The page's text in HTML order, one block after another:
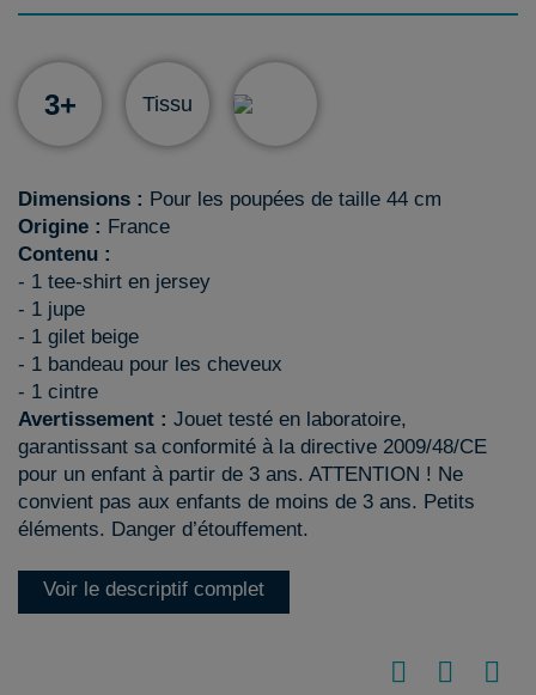
3+ Tissu
Dimensions : Pour les poupées de taille 44 cm
Origine : France
Contenu :
- 1 tee-shirt en jersey
- 1 jupe
- 1 gilet beige
- 1 bandeau pour les cheveux
- 1 cintre
Avertissement : Jouet testé en laboratoire,
garantissant sa conformité à la directive 2009/48/CE
pour un enfant à partir de 3 ans. ATTENTION ! Ne
convient pas aux enfants de moins de 3 ans. Petits
éléments. Danger d’étouffement.
Voir le descriptif complet